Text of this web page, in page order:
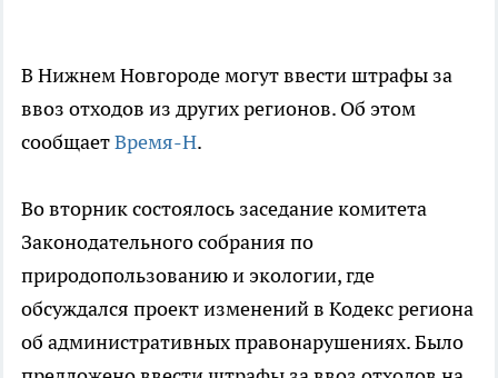
В Нижнем Новгороде могут ввести штрафы за
ввоз отходов из других регионов. Об этом
сообщаетВремя-Н.
Во вторник состоялось заседание комитета
Законодательного собрания по
природопользованию и экологии, где
обсуждался проект изменений в Кодекс региона
об административных правонарушениях. Было